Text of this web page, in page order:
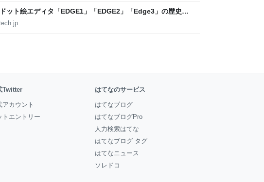
ット絵エディタ「EDGE1」「EDGE2」「Edge3」の歴史に
【フォーカス】 - レバテックLAB
Twitter
アカウント
トエントリー
はてなのサービス
はてなブログ
はてなブログPro
人力検索はてな
はてなブログ タグ
はてなニュース
ソレドコ